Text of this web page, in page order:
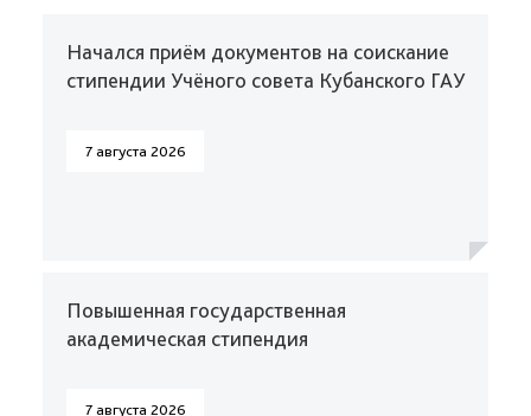
Начался приём документов на соискание
стипендии Учёного совета Кубанского ГАУ
7 августа 2026
Повышенная государственная
академическая стипендия
7 августа 2026